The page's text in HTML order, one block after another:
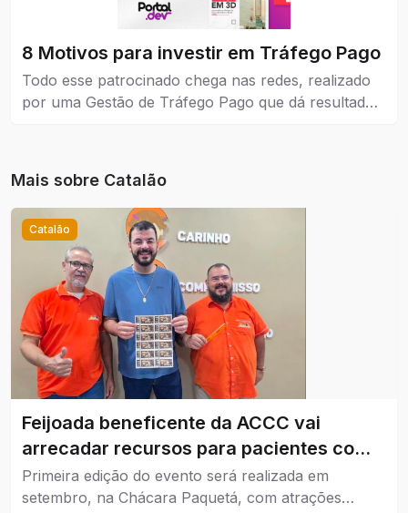
8 Motivos para investir em Tráfego Pago
Todo esse patrocinado chega nas redes, realizado
por uma Gestão de Tráfego Pago que dá resultados
Mais sobre Catalão
Catalão
Feijoada beneficente da ACCC vai
arrecadar recursos para pacientes com
câncer em Catalão.
Primeira edição do evento será realizada em
setembro, na Chácara Paquetá, com atrações